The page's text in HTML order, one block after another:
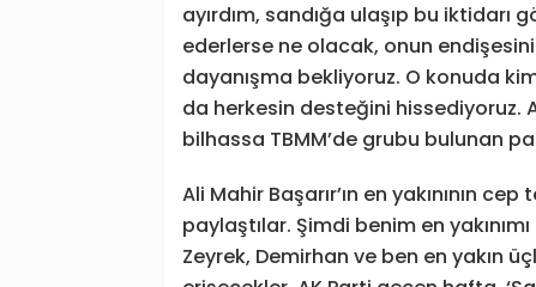
ayırdım, sandığa ulaşıp bu
ederlerse ne olacak, onun
dayanışma bekliyoruz. O konuda
da herkesin desteğini hissediyoruz.
bilhassa TBMM’de grubu bulunan
Ali Mahir Başarır’ın en yakınının
paylaştılar. Şimdi benim en
Zeyrek, Demirhan ve ben en yakın